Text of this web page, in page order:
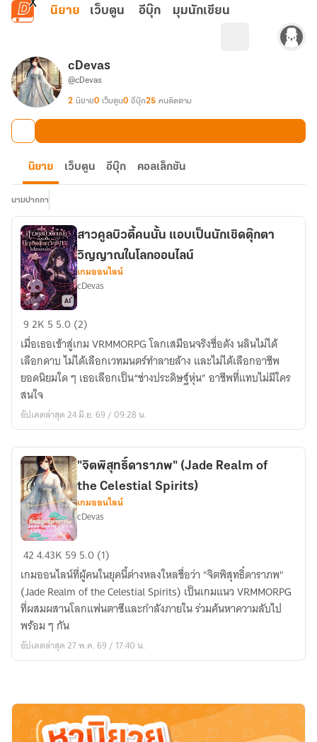
ข้ามไปยังเนื้อหาหลัก
นิยาย เว็บตูน อีบุ๊ก มุมนักเขียน
cDevas
@cDevas
2 นิยาย0 เว็บตูน0 อีบุ๊ก25 คนติดตาม
นิยาย เว็บตูน อีบุ๊ก คอลเล็กชัน
นามปากกา
สาว
คู
ลบิว
ตี้
คน
นั้น
แอบ
นัก
เชิด
ตุ๊กตา
วิญญาณ
ใน
โลก
ออนไลน์
สาวคูลบิวตี้คนนั้น แอบเป็นนักเชิดตุ๊กตา
วิญญาณในโลกออนไลน์
เกมออนไลน์
cDevas
92K 5 5.0 (2)
เมื่อเธอเข้าสู่เกม VRMMORPG โลกเสมือนจริงชื่อดัง นลินไม่ได้
เลือกดาบ ไม่ได้เลือกเวทมนตร์ทำลายล้าง และไม่ได้เลือกอาชีพ
ยอดนิยมใด ๆ เธอเลือกเป็น“ช่างประดิษฐ์หุ่น” อาชีพที่แทบไม่มีใคร
สนใจ
อัปเดตล่าสุด 24 มิ.ย. 69 / 09:28 น.
"จิต
ดารา
ภพ"
(Jade
Realm
of
Spirits)
"จิตพิสุทธิ์ดาราภพ" (Jade Realm of
the Celestial Spirits)
เกมออนไลน์
cDevas
424.43K 59 5.0 (1)
เกมออนไลน์ที่ผู้คนในยุคนี้ต่างหลงใหลชื่อว่า "จิตพิสุทธิ์ดาราภพ"
(Jade Realm of the Celestial Spirits) เป็นเกมแนว VRMMORPG
ที่ผสมผสานโลกแฟนตาซีและกำลังภายใน ร่วมค้นหาความลับไป
พร้อม ๆ กัน
อัปเดตล่าสุด 27 พ.ค. 69 / 17:40 น.